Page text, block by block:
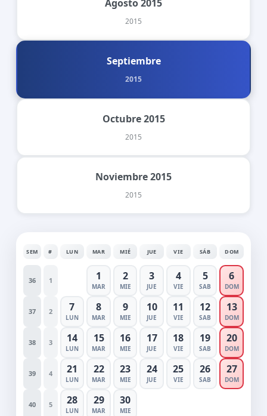
Agosto 2015
2015
Septiembre
2015
Octubre 2015
2015
Noviembre 2015
2015
SEM # LUN MAR MIÉ JUE VIE SÁB DOM
36 1 1
MAR
2
MIE
3
JUE
4
VIE
5
SAB
6
DOM
37 2 7
LUN
8
MAR
9
MIE
10
JUE
11
VIE
12
SAB
13
DOM
38 3 14
LUN
15
MAR
16
MIE
17
JUE
18
VIE
19
SAB
20
DOM
39 4 21
LUN
22
MAR
23
MIE
24
JUE
25
VIE
26
SAB
27
DOM
40 5 28
LUN
29
MAR
30
MIE